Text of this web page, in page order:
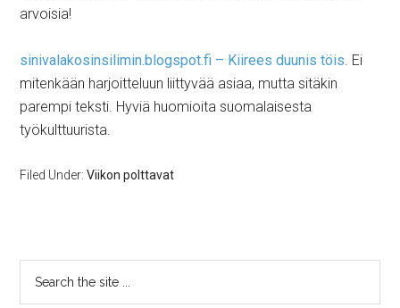
arvoisia!
sinivalakosinsilimin.blogspot.fi – Kiirees duunis töis. Ei
mitenkään harjoitteluun liittyvää asiaa, mutta sitäkin
parempi teksti. Hyviä huomioita suomalaisesta
työkulttuurista.
Filed Under:Viikon polttavat